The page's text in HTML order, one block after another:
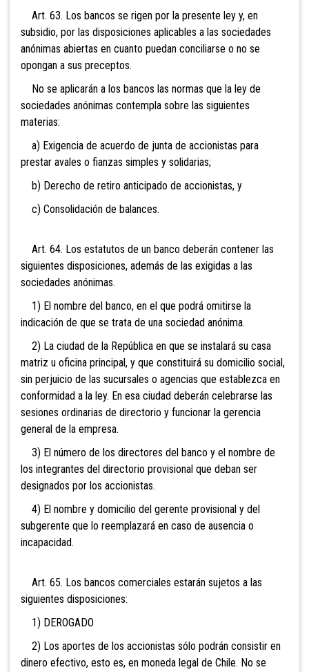
Art. 63. Los bancos se rigen por la presente ley y, en
subsidio, por las disposiciones aplicables a las sociedades
anónimas abiertas en cuanto puedan conciliarse o no se
opongan a sus preceptos.
No se aplicarán a los bancos las normas que la ley de
sociedades anónimas contempla sobre las siguientes
materias:
a) Exigencia de acuerdo de junta de accionistas para
prestar avales o fianzas simples y solidarias;
b) Derecho de retiro anticipado de accionistas, y
c) Consolidación de balances.
Art. 64. Los estatutos de un banco deberán contener las
siguientes disposiciones, además de las exigidas a las
sociedades anónimas.
1) El nombre del banco, en el que podrá omitirse la
indicación de que se trata de una sociedad anónima.
2) La ciudad de la República en que se instalará su casa
matriz u oficina principal, y que constituirá su domicilio social,
sin perjuicio de las sucursales o agencias que establezca en
conformidad a la ley. En esa ciudad deberán celebrarse las
sesiones ordinarias de directorio y funcionar la gerencia
general de la empresa.
3) El número de los directores del banco y el nombre de
los integrantes del directorio provisional que deban ser
designados por los accionistas.
4) El nombre y domicilio del gerente provisional y del
subgerente que lo reemplazará en caso de ausencia o
incapacidad.
Art. 65. Los bancos comerciales estarán sujetos a las
siguientes disposiciones:
1) DEROGADO
2) Los aportes de los accionistas sólo podrán consistir en
dinero efectivo, esto es, en moneda legal de Chile. No se